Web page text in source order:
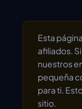
Esta
afiliados.
nuestros
pequeña
para ti.
sitio.